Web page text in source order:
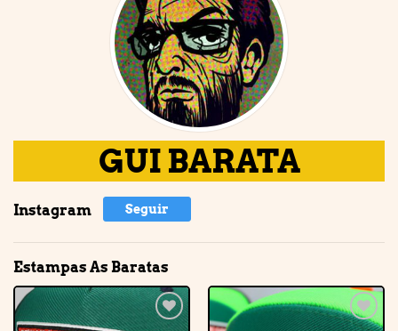
GUI BARATA
Instagram Seguir
Estampas As Baratas